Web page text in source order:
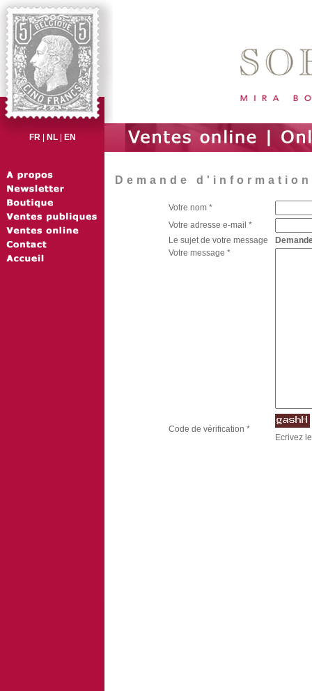
FR| NL| EN
Demande
Votre nom *
Votre adresse e-mail *
Le sujet de votre message
Votre message *
Code de vérification *
Ecrivez